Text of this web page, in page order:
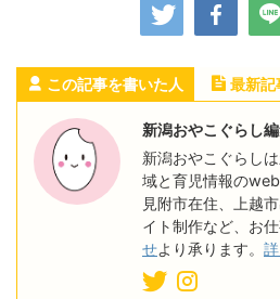
この記事を書いた人 最新記
新潟おやこぐらし
新潟おやこぐらし
域と育児情報の
見附市在住、上越
イト制作など、お
せより承ります。